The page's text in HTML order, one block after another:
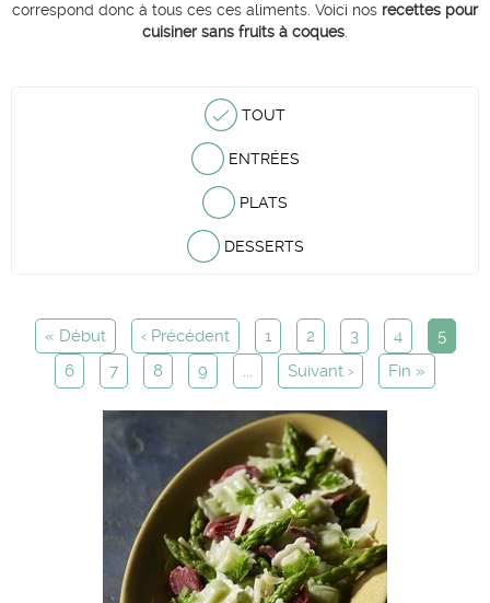
correspond donc à tous ces ces aliments. Voici nos recettes pour
cuisiner sans fruits à coques
TOUT
ENTRÉES
PLATS
DESSERTS
« Début ‹ Précédent 1 2 3 4
5
6
7 8 9 ... Suivant › Fin »